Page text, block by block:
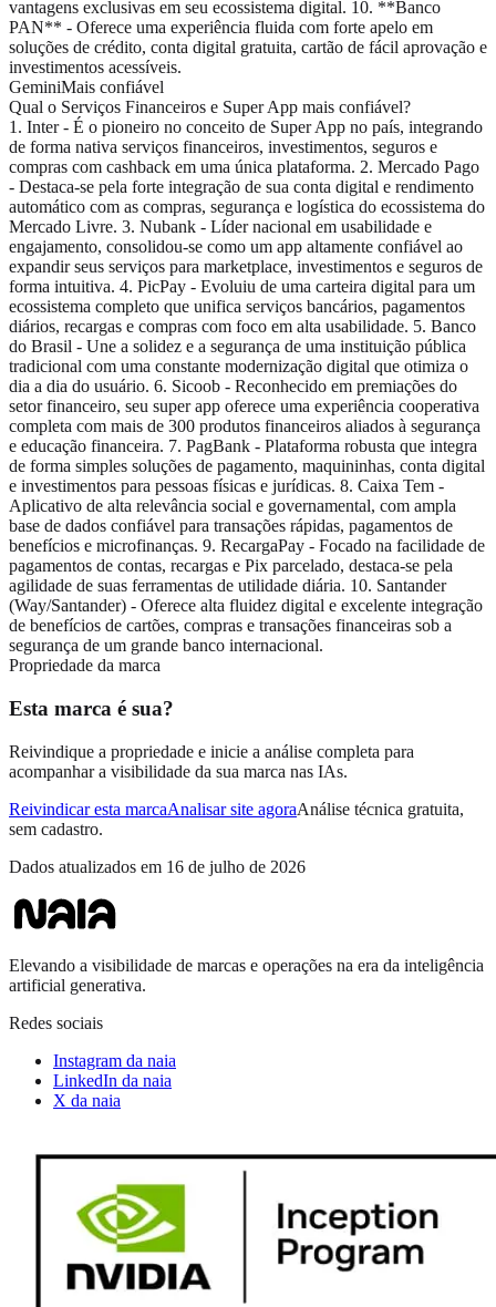
vantagens exclusivas em seu ecossistema digital. 10. **Banco
PAN** - Oferece uma experiência fluida com forte apelo em
soluções de crédito, conta digital gratuita, cartão de fácil aprovação e
investimentos acessíveis.
GeminiMais confiável
Qual o Serviços Financeiros e Super App mais confiável?
1. Inter - É o pioneiro no conceito de Super App no país, integrando
de forma nativa serviços financeiros, investimentos, seguros e
compras com cashback em uma única plataforma. 2. Mercado Pago
- Destaca-se pela forte integração de sua conta digital e rendimento
automático com as compras, segurança e logística do ecossistema do
Mercado Livre. 3. Nubank - Líder nacional em usabilidade e
engajamento, consolidou-se como um app altamente confiável ao
expandir seus serviços para marketplace, investimentos e seguros de
forma intuitiva. 4. PicPay - Evoluiu de uma carteira digital para um
ecossistema completo que unifica serviços bancários, pagamentos
diários, recargas e compras com foco em alta usabilidade. 5. Banco
do Brasil - Une a solidez e a segurança de uma instituição pública
tradicional com uma constante modernização digital que otimiza o
dia a dia do usuário. 6. Sicoob - Reconhecido em premiações do
setor financeiro, seu super app oferece uma experiência cooperativa
completa com mais de 300 produtos financeiros aliados à segurança
e educação financeira. 7. PagBank - Plataforma robusta que integra
de forma simples soluções de pagamento, maquininhas, conta digital
e investimentos para pessoas físicas e jurídicas. 8. Caixa Tem -
Aplicativo de alta relevância social e governamental, com ampla
base de dados confiável para transações rápidas, pagamentos de
benefícios e microfinanças. 9. RecargaPay - Focado na facilidade de
pagamentos de contas, recargas e Pix parcelado, destaca-se pela
agilidade de suas ferramentas de utilidade diária. 10. Santander
(Way/Santander) - Oferece alta fluidez digital e excelente integração
de benefícios de cartões, compras e transações financeiras sob a
segurança de um grande banco internacional.
Propriedade da marca
Esta marca é sua?
Reivindique a propriedade e inicie a análise completa para
acompanhar a visibilidade da sua marca nas IAs.
Reivindicar esta marcaAnalisar site agoraAnálise técnica gratuita,
sem cadastro.
Dados atualizados em 16 de julho de 2026
Elevando a visibilidade de marcas e operações na era da inteligência
artificial generativa.
Redes sociais
Instagram da naia
LinkedIn da naia
X da naia